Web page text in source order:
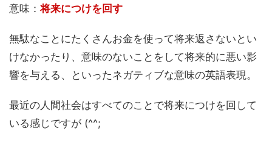
意味：将来につけを回す
無駄なことにたくさんお金を使って将来返さないとい
けなかったり、意味のないことをして将来的に悪い影
響を与える、といったネガティブな意味の英語表現。
最近の人間社会はすべてのことで将来につけを回して
いる感じですが (^^;